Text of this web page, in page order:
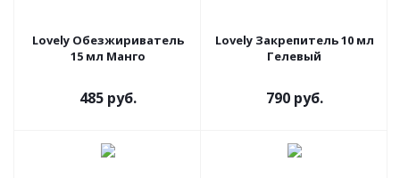
Lovely Обезжириватель
15 мл Манго
485 руб.
Lovely Закрепитель 10 мл
Гелевый
790 руб.